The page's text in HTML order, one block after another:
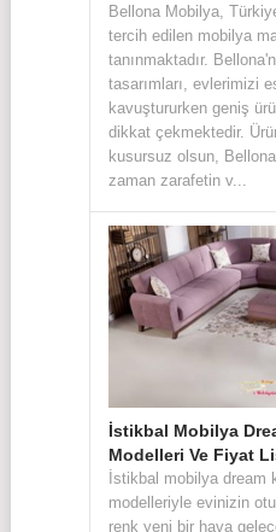
Bellona Mobilya,
tercih edilen mobilya
tanınmaktadır.
tasarımları, evlerimizi
kavuştururken geniş
dikkat çekmektedir.
kusursuz olsun,
zaman zarafetin v...
İstikbal Mobilya
Modelleri Ve Fiyat
İstikbal mobilya dream
modelleriyle evinizin
renk yeni bir hava